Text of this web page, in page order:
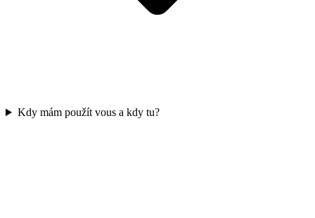
Kdy mám použít vous a kdy tu?